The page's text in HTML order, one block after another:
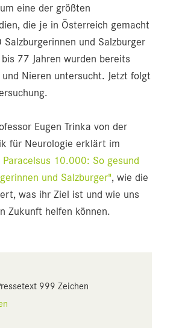
eine der größten
die je in Österreich gemacht
und Salzburger
77 Jahren wurden bereits
Nieren untersucht. Jetzt folgt
Eugen Trinka von der
für Neurologie erklärt im
Paracelsus 10.000: So gesund
und Salzburger", wie die
was ihr Ziel ist und wie uns
Zukunft helfen können.
999 Zeichen